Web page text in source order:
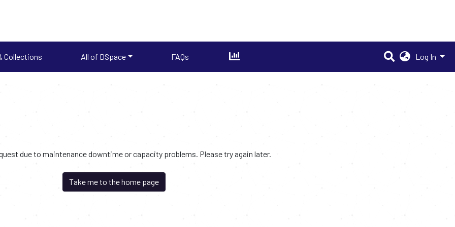
Collections All of DSpace FAQs Log In
due to maintenance downtime or capacity problems. Please try again later.
Take me to the home page